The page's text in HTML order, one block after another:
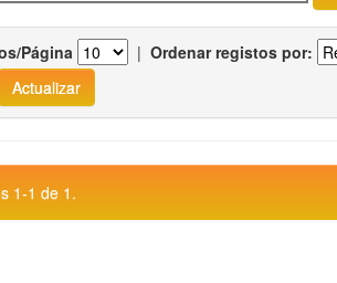
Página | Ordenar registos por:
1-1 de 1.